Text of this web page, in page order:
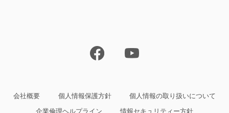
会社概要 個人情報保護方針 個人情報の取り扱いについて
企業倫理ヘルプライン 情報セキュリティー方針